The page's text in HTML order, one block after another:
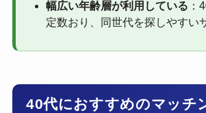
幅広い年齢層が利用している ：
定数おり、同世代を探しやすい
40代におすすめのマッチ